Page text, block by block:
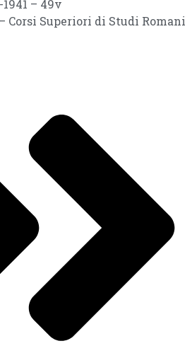
– 49v
– Corsi Superiori di Studi Romani